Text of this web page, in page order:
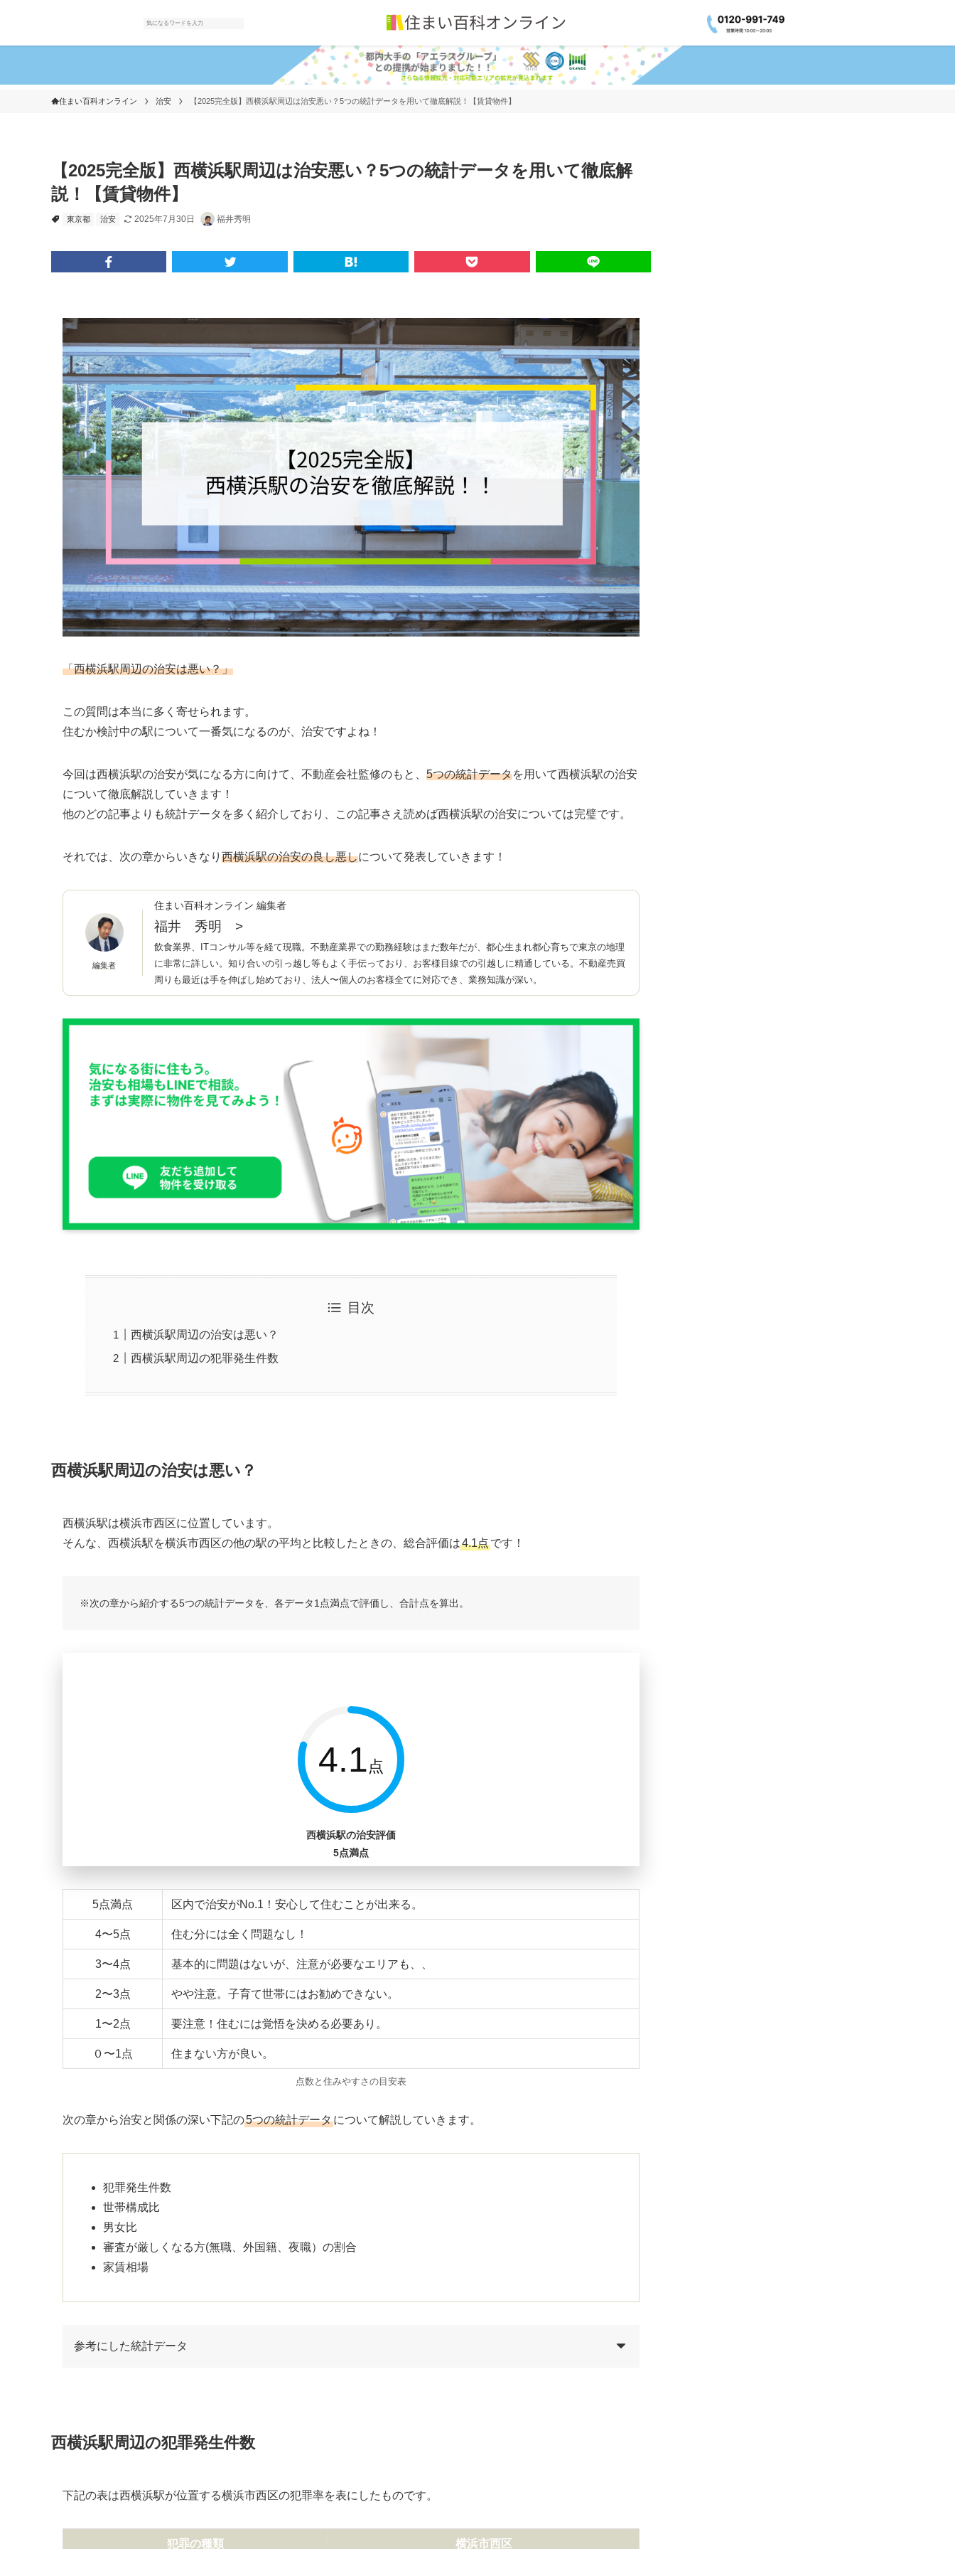
住まい百科オンライン 治安 【2025完全版】西横浜駅周辺は治安悪い？5つの統計データを用いて徹底解説！【賃貸物件】
【2025完全版】西横浜駅周辺は治安悪い？5つの統計データを用いて徹底解
説！【賃貸物件】
東京都 治安 2025年7月30日 福井秀明
「西横浜駅周辺の治安は悪い？」
この質問は本当に多く寄せられます。
住むか検討中の駅について一番気になるのが、治安ですよね！
今回は西横浜駅の治安が気になる方に向けて、不動産会社監修のもと、 5つの統計データを用いて西横浜駅の治安
について徹底解説していきます！
他のどの記事よりも統計データを多く紹介しており、この記事さえ読めば西横浜駅の治安については完璧です。
それでは、次の章からいきなり 西横浜駅の治安の良し悪しについて発表していきます！
編集者
住まい百科オンライン 編集者
福井 秀明 >
飲食業界、ITコンサル等を経て現職。不動産業界での勤務経験はまだ数年だが、都心生まれ都心育ちで東京の地理
に非常に詳しい。知り合いの引っ越し等もよく手伝っており、お客様目線での引越しに精通している。不動産売買
周りも最近は手を伸ばし始めており、法人〜個人のお客様全てに対応でき、業務知識が深い。
目次
西横浜駅周辺の治安は悪い？
西横浜駅周辺の犯罪発生件数
西横浜駅周辺の治安は悪い？
西横浜駅は横浜市西区に位置しています。
そんな、西横浜駅を横浜市西区の他の駅の平均と比較したときの、総合評価は4.1点です！
※次の章から紹介する5つの統計データを、各データ1点満点で評価し、合計点を算出。
4.1 点
西横浜駅の治安評価
5点満点
5点満点 区内で治安がNo.1！安心して住むことが出来る。
4〜5点 住む分には全く問題なし！
3〜4点 基本的に問題はないが、注意が必要なエリアも、、
2〜3点 やや注意。子育て世帯にはお勧めできない。
1〜2点 要注意！住むには覚悟を決める必要あり。
０〜1点 住まない方が良い。
点数と住みやすさの目安表
次の章から治安と関係の深い下記の5つの統計データについて解説していきます。
犯罪発生件数
世帯構成比
男女比
審査が厳しくなる方(無職、外国籍、夜職）の割合
家賃相場
参考にした統計データ
西横浜駅周辺の犯罪発生件数
下記の表は西横浜駅が位置する横浜市西区の犯罪率を表にしたものです。
犯罪の種類 横浜市西区